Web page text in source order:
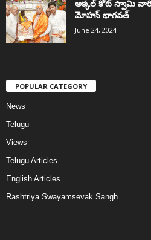
అక్కల్‌ కోట్‌ స్వామి
మోహన్ భాగవత్
June 24, 2024
POPULAR CATEGORY
News
Telugu
Views
Telugu Articles
English Articles
Rashtriya Swayamsevak Sangh